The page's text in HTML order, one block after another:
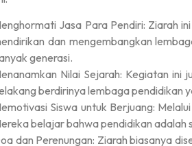
Jasa Para Pendiri: Ziarah
dan mengembangkan
generasi.
Nilai Sejarah: Kegiatan
berdirinya lembaga pendidikan
Siswa untuk Berjuang:
belajar bahwa pendidikan
dan Perenungan: Ziarah biasanya